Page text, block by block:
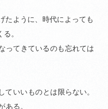
た ように、 時代に よっても
る。
って きている のも 忘れては
て いい ものとは 限らない。
ある。